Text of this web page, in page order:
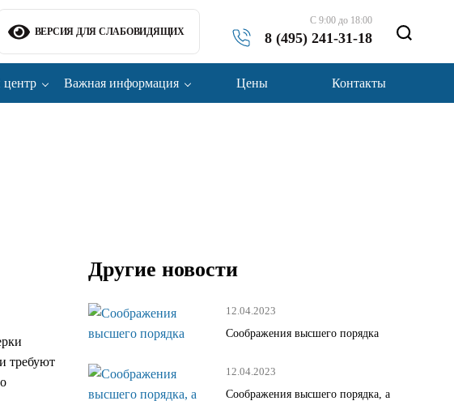
ВЕРСИЯ ДЛЯ СЛАБОВИДЯЩИХ
С 9:00 до 18:00
8 (495) 241-31-18
Важная информация Цены Контакты
требуют
Другие новости
12.04.2023
Соображения высшего порядка
12.04.2023
Соображения высшего порядка, а